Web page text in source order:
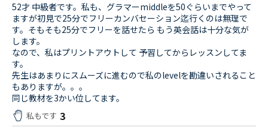
52才 中級者です。私も、グラマーmiddleを50ぐらいまでやって
ますが初見で25分でフリーカンバセーション迄行くのは無理で
す。そもそも25分でフリーを話せたら もう英会話は十分な気が
します。
なので、私はプリントアウトして 予習してからレッスンしてま
す。
先生はあまりにスムーズに進むので私のlevelを勘違いされること
もありますが。。。
同じ教材を3かい位してます。
私もです 3